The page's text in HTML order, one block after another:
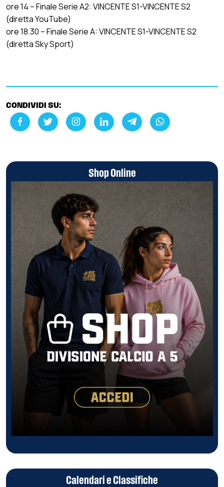
ore 14 – Finale Serie A2: VINCENTE S1-VINCENTE S2
(diretta YouTube)
ore 18.30 – Finale Serie A: VINCENTE S1-VINCENTE S2
(diretta Sky Sport)
CONDIVIDI SU:
Shop Online
Calendari e Classifiche